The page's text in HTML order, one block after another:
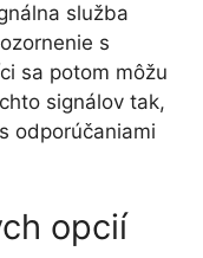
služba
s
sa potom môžu
signálov tak,
odporúčaniami
opcií